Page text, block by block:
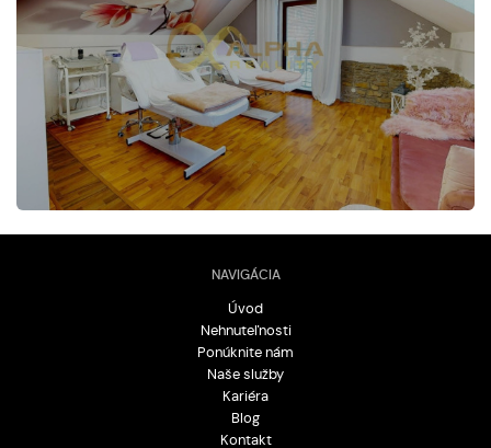
NAVIGÁCIA
Úvod
Nehnuteľnosti
Ponúknite nám
Naše služby
Kariéra
Blog
Kontakt